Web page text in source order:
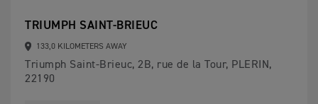
TRIUMPH SAINT-BRIEUC
133,0 KILOMETERS AWAY
Triumph Saint-Brieuc, 2B, rue de la Tour, PLERIN,
22190